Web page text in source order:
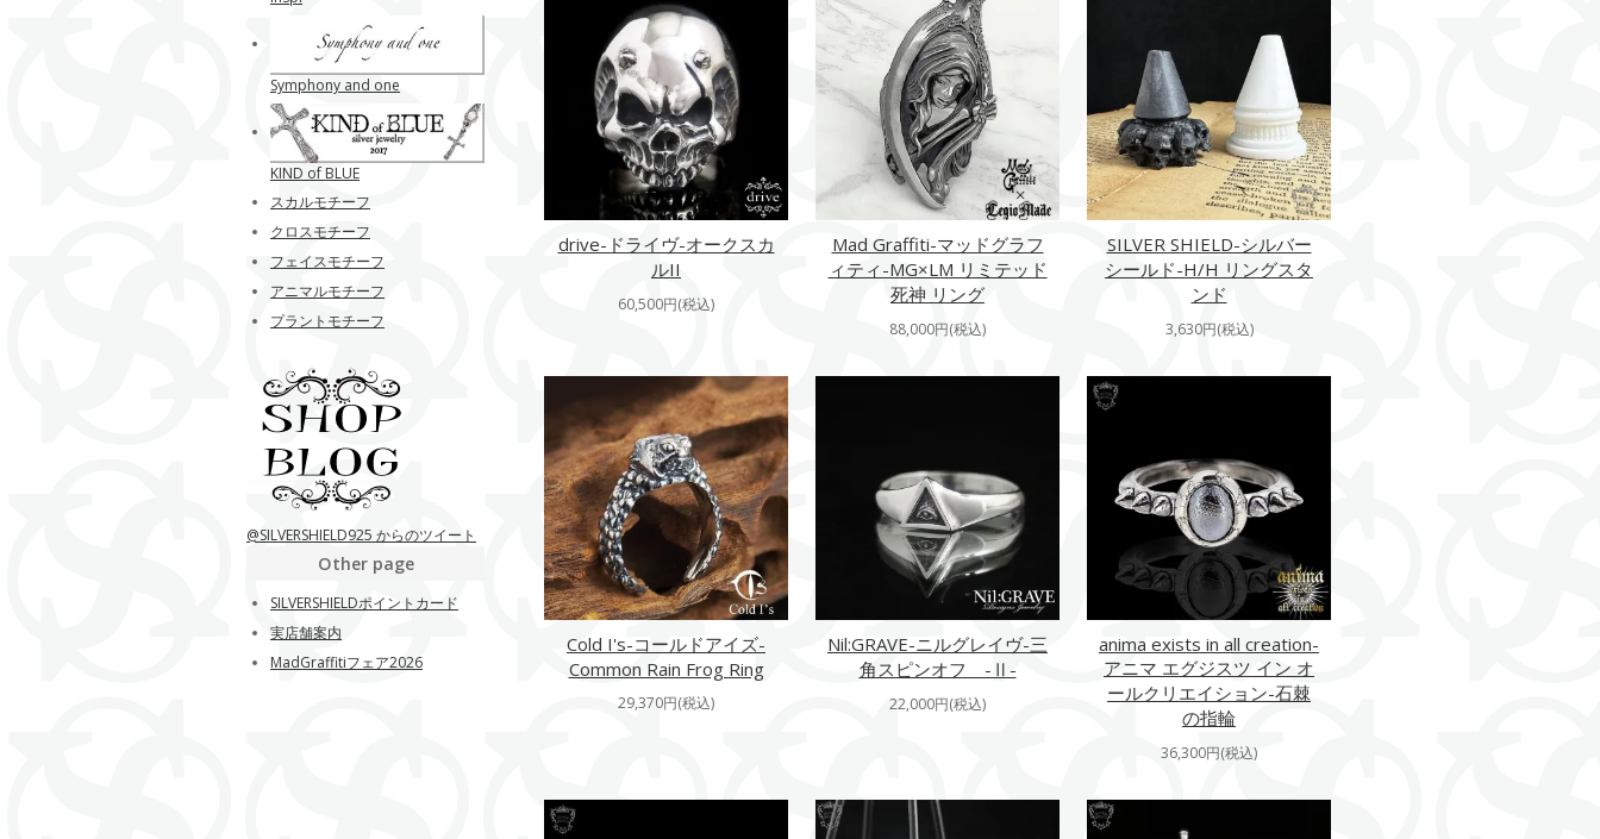
drive-ドライヴ-オークスカ
ルII
60,500円(税込)
Mad Graffiti-マッドグラフ
ィティ-MG×LM リミテッド
死神 リング
88,000円(税込)
SILVER SHIELD-シルバー
シールド-H/H リングスタ
ンド
3,630円(税込)
Cold I's-コールドアイズ-
Common Rain Frog Ring
29,370円(税込)
Nil:GRAVE-ニルグレイヴ-三
角スピンオフ -Ⅱ-
22,000円(税込)
anima exists in all creation-
アニマ エグジスツ イン オ
ールクリエイション-石棘
の指輪
36,300円(税込)
Symphony and one
KIND of BLUE
スカルモチーフ
クロスモチーフ
フェイスモチーフ
アニマルモチーフ
プラントモチーフ
@SILVERSHIELD925 からのツイート
Other page
SILVERSHIELDポイントカード
実店舗案内
MadGraffitiフェア2026